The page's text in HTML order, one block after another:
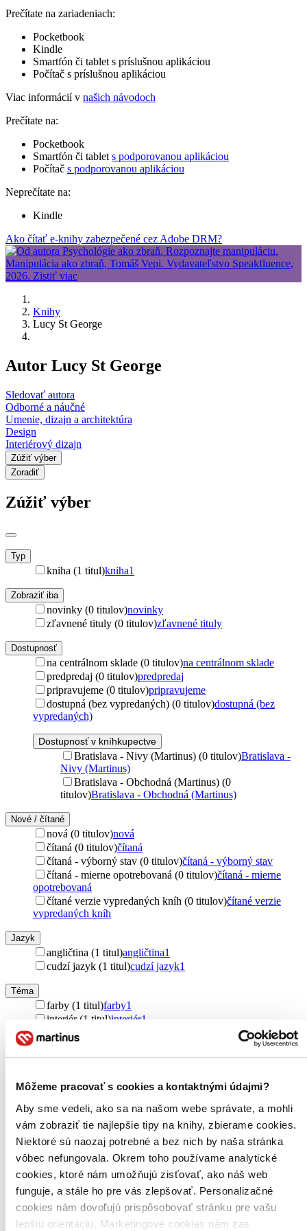
Môžeme pracovať s cookies a kontaktnými údajmi?
Aby sme vedeli, ako sa na našom webe správate, a mohli
vám zobraziť tie najlepšie tipy na knihy, zbierame cookies.
Niektoré sú naozaj potrebné a bez nich by naša stránka
vôbec nefungovala. Okrem toho používame analytické
cookies, ktoré nám umožňujú zisťovať, ako náš web
funguje, a stále ho pre vás zlepšovať. Personalizačné
cookies nám dovoľujú prispôsobovať stránku pre vašu
lepšiu orientáciu. Marketingové cookies nám zas
Prečítate na zariadeniach:
Pocketbook
Kindle
Smartfón či tablet s príslušnou aplikáciou
Počítač s príslušnou aplikáciou
Viac informácií v našich návodoch
Prečítate na:
Pocketbook
Smartfón či tablet s podporovanou aplikáciou
Počítač s podporovanou aplikáciou
Neprečítate na:
Kindle
Ako čítať e-knihy zabezpečené cez Adobe DRM?
Knihy
Lucy St George
Autor Lucy St George
Sledovať autora
Odborné a náučné
Umenie, dizajn a architektúra
Design
Interiérový dizajn
Zúžiť výber
Zoradiť
Zúžiť výber
Typ
kniha (1 titul)kniha1
Zobraziť iba
novinky (0 titulov)novinky
zľavnené tituly (0 titulov)zľavnené tituly
Dostupnosť
na centrálnom sklade (0 titulov)na centrálnom sklade
predpredaj (0 titulov)predpredaj
pripravujeme (0 titulov)pripravujeme
dostupná (bez vypredaných) (0 titulov)dostupná (bez
vypredaných)
Dostupnosť v kníhkupectve
Bratislava - Nivy (Martinus) (0 titulov)Bratislava -
Nivy (Martinus)
Bratislava - Obchodná (Martinus) (0
titulov)Bratislava - Obchodná (Martinus)
Nové / čítané
nová (0 titulov)nová
čítaná (0 titulov)čítaná
čítaná - výborný stav (0 titulov)čítaná - výborný stav
čítaná - mierne opotrebovaná (0 titulov)čítaná - mierne
opotrebovaná
čítané verzie vypredaných kníh (0 titulov)čítané verzie
vypredaných kníh
Jazyk
angličtina (1 titul)angličtina1
cudzí jazyk (1 titul)cudzí jazyk1
Téma
farby (1 titul)farby1
interiér (1 titul)interiér1
dizajn (1 titul)
Vydavateľstvo
Small 1
Väzba
pevná väzba (1 titul)pevná väzba1
Zúžiť výber
Zoradiť